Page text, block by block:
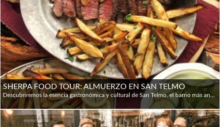
SHERPA FOOD TOUR: ALMUERZO EN SAN TELMO
Descubriremos la esencia gastronómica y cultural de San Telmo, el barrio más antiguo de la ciudad. Degustaremos más de 10 platos y bebidas en 3 restaurantes seleccionados + el Mercado, caminando por sus calles empedradas mientras conocemos su historia. Los guías apasionados por la gastronomía, enriquecerán la experiencia compartiendo relatos sobre la comida, la cultura y las costumbres porteñas. La disponibilidad es de martes a sábados, en idiomas inglés y español; la duración total es de 3h 30' en las que se camina no más de 40'; el punto de Inicio es el bar El Federal (Carlos Calvo 599) y finaliza en Iceland (Defensa 1105)